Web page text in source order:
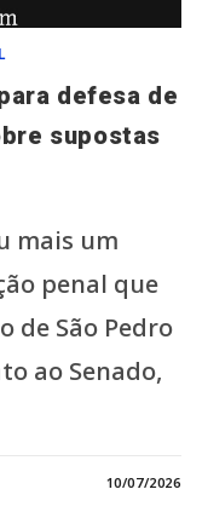
defesa de
supostas
mais um
penal que
de São Pedro
ao Senado,
10/07/2026